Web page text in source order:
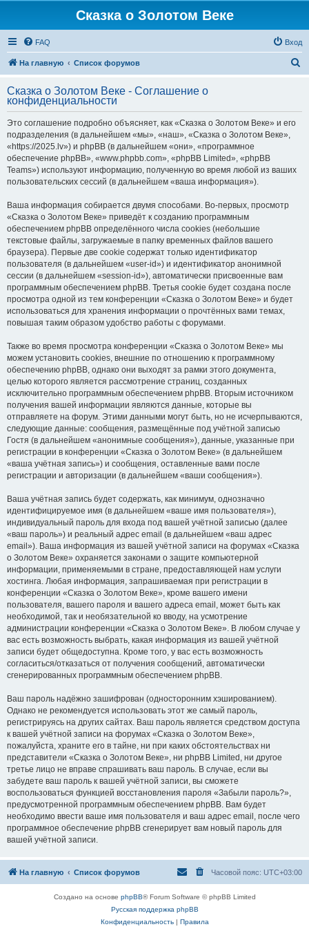
Сказка о Золотом Веке
FAQ Вход
На главную Список форумов
с
Сказка о Золотом Веке - Соглашение о
конфиденциальности
Это соглашение подробно объясняет, как «Сказка о Золотом Веке» и его
подразделения (в дальнейшем «мы», «наш», «Сказка о Золотом Веке»,
«https://2025.lv») и phpBB (в дальнейшем «они», «программное
обеспечение phpBB», «www.phpbb.com», «phpBB Limited», «phpBB
Teams») используют информацию, полученную во время любой из ваших
пользовательских сессий (в дальнейшем «ваша информация»).
Ваша информация собирается двумя способами. Во-первых, просмотр
«Сказка о Золотом Веке» приведёт к созданию программным
обеспечением phpBB определённого числа cookies (небольшие
текстовые файлы, загружаемые в папку временных файлов вашего
браузера). Первые две cookie содержат только идентификатор
пользователя (в дальнейшем «user-id») и идентификатор анонимной
сессии (в дальнейшем «session-id»), автоматически присвоенные вам
программным обеспечением phpBB. Третья cookie будет создана после
просмотра одной из тем конференции «Сказка о Золотом Веке» и будет
использоваться для хранения информации о прочтённых вами темах,
повышая таким образом удобство работы с форумами.
Также во время просмотра конференции «Сказка о Золотом Веке» мы
можем установить cookies, внешние по отношению к программному
обеспечению phpBB, однако они выходят за рамки этого документа,
целью которого является рассмотрение страниц, созданных
исключительно программным обеспечением phpBB. Вторым источником
получения вашей информации являются данные, которые вы
отправляете на форум. Этими данными могут быть, но не исчерпываются,
следующие данные: сообщения, размещённые под учётной записью
Гостя (в дальнейшем «анонимные сообщения»), данные, указанные при
регистрации в конференции «Сказка о Золотом Веке» (в дальнейшем
«ваша учётная запись») и сообщения, оставленные вами после
регистрации и авторизации (в дальнейшем «ваши сообщения»).
Ваша учётная запись будет содержать, как минимум, однозначно
идентифицируемое имя (в дальнейшем «ваше имя пользователя»),
индивидуальный пароль для входа под вашей учётной записью (далее
«ваш пароль») и реальный адрес email (в дальнейшем «ваш адрес
email»). Ваша информация из вашей учётной записи на форумах «Сказка
о Золотом Веке» охраняется законами о защите компьютерной
информации, применяемыми в стране, предоставляющей нам услуги
хостинга. Любая информация, запрашиваемая при регистрации в
конференции «Сказка о Золотом Веке», кроме вашего имени
пользователя, вашего пароля и вашего адреса email, может быть как
необходимой, так и необязательной ко вводу, на усмотрение
администрации конференции «Сказка о Золотом Веке». В любом случае у
вас есть возможность выбрать, какая информация из вашей учётной
записи будет общедоступна. Кроме того, у вас есть возможность
согласиться/отказаться от получения сообщений, автоматически
сгенерированных программным обеспечением phpBB.
Ваш пароль надёжно зашифрован (односторонним хэшированием).
Однако не рекомендуется использовать этот же самый пароль,
регистрируясь на других сайтах. Ваш пароль является средством доступа
к вашей учётной записи на форумах «Сказка о Золотом Веке»,
пожалуйста, храните его в тайне, ни при каких обстоятельствах ни
представители «Сказка о Золотом Веке», ни phpBB Limited, ни другое
третье лицо не вправе спрашивать ваш пароль. В случае, если вы
забудете ваш пароль к вашей учётной записи, вы сможете
воспользоваться функцией восстановления пароля «Забыли пароль?»,
предусмотренной программным обеспечением phpBB. Вам будет
необходимо ввести ваше имя пользователя и ваш адрес email, после чего
программное обеспечение phpBB сгенерирует вам новый пароль для
вашей учётной записи.
На главную Список форумов Часовой пояс: UTC+03:00
Создано на основе phpBB® Forum Software © phpBB Limited
Русская поддержка phpBB
Конфиденциальность| Правила